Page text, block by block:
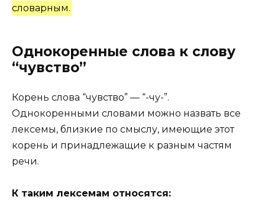
словарным.
Однокоренные слова к слову
“чувство”
Корень слова “чувство” — “-чу-”.
Однокоренными словами можно назвать все
лексемы, близкие по смыслу, имеющие этот
корень и принадлежащие к разным частям
речи.
К таким лексемам относятся: